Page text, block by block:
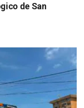
de San